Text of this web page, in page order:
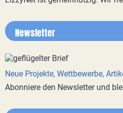
Newsletter
Neue Projekte, Wettbewerbe,
Abonniere den Newsletter und